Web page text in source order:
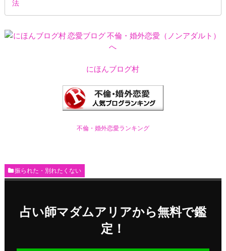
法
にほんブログ村
不倫・婚外恋愛ランキング
振られた・別れたくない
占い師マダムアリアから無料で鑑
定！